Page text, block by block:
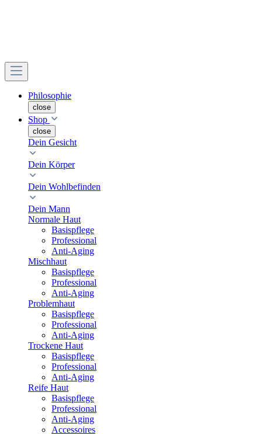
Philosophie
close
Shop
close
Dein Gesicht
Dein Körper
Dein Wohlbefinden
Dein Mann
Normale Haut
Basispflege
Professional
Anti-Aging
Mischhaut
Basispflege
Professional
Anti-Aging
Problemhaut
Basispflege
Professional
Anti-Aging
Trockene Haut
Basispflege
Professional
Anti-Aging
Reife Haut
Basispflege
Professional
Anti-Aging
Accessoires